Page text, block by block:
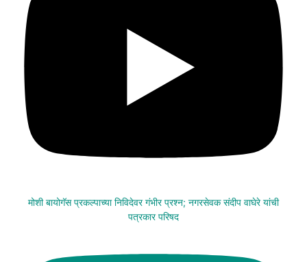
मोशी बायोगॅस प्रकल्पाच्या निविदेवर गंभीर प्रश्न; नगरसेवक संदीप वाघेरे यांची
पत्रकार परिषद